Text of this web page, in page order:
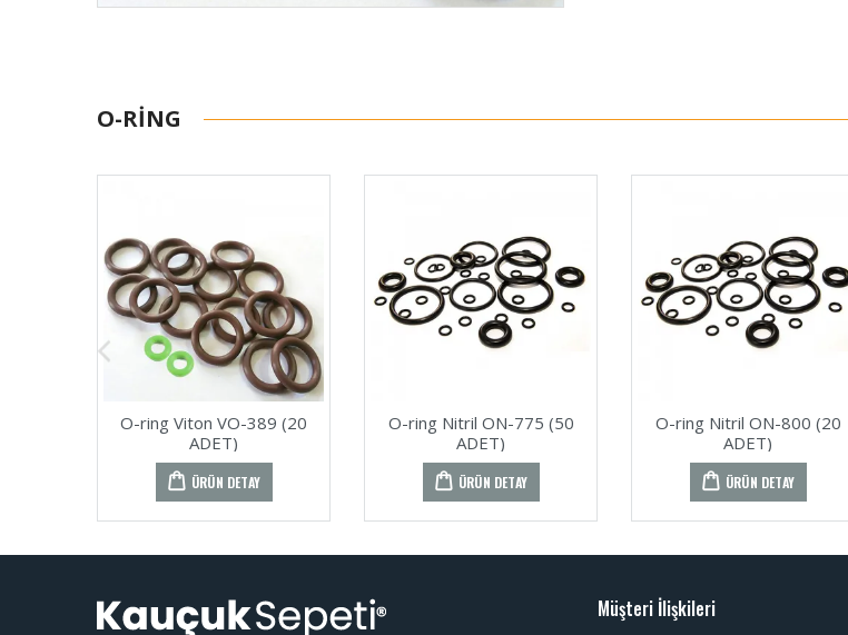
O-RING
O-ring Viton VO-389 (20
ADET)
ÜRÜN DETAY
O-ring Nitril ON-775 (50
ADET)
ÜRÜN DETAY
O-ring Nitril ON-800 (20
ADET)
ÜRÜN DETAY
Müşteri İlişkileri